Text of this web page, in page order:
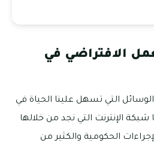
الافتراضي في
التي تسهل علينا الحياة في
الإنترنت التي نجد من خلالها
الحكومية والكثير من